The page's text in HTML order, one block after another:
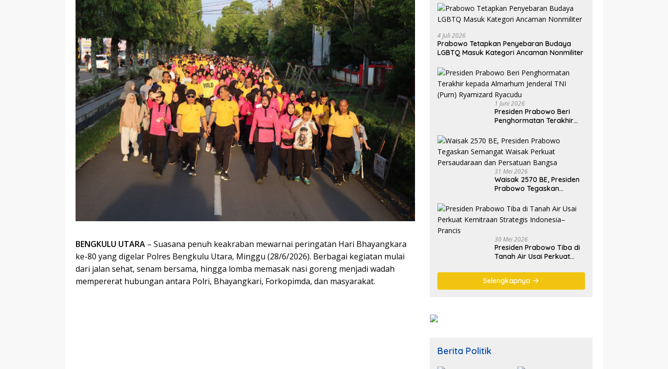
BENGKULU UTARA – Suasana penuh keakraban mewarnai peringatan Hari Bhayangkara
ke-80 yang digelar Polres Bengkulu Utara, Minggu (28/6/2026). Berbagai kegiatan mulai
dari jalan sehat, senam bersama, hingga lomba memasak nasi goreng menjadi wadah
mempererat hubungan antara Polri, Bhayangkari, Forkopimda, dan masyarakat.
4 Juli 2026
Prabowo Tetapkan Penyebaran Budaya
LGBTQ Masuk Kategori Ancaman Nonmiliter
1 Juni 2026
Presiden Prabowo Beri
Penghormatan Terakhir
Jenderal TNI (Purn)
Ryamizard Ryacudu
31 Mei 2026
Waisak 2570 BE, Presiden
Prabowo Tegaskan
Persaudaraan dan
Persatuan Bangsa
30 Mei 2026
Presiden Prabowo Tiba di
Tanah Air Usai Perkuat
Indonesia–Prancis
Selengkapnya
Berita Politik